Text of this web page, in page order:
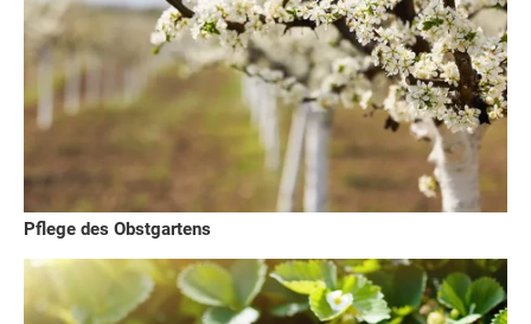
Pflege des Obstgartens